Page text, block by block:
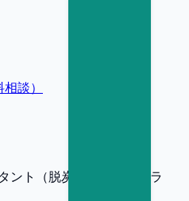
談）
ント（脱炭素・サーキュラ